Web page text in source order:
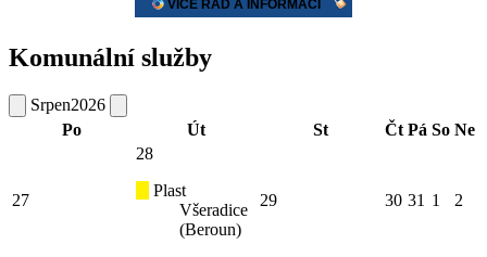
Komunální služby
Srpen2026
Po
Út St Čt Pá So Ne
27
28
Plast
Všeradice
(Beroun)
29 30 31 1 2